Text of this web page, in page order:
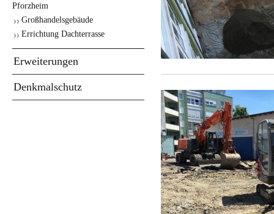
Pforzheim
Großhandelsgebäude
Errichtung Dachterrasse
Erweiterungen
Denkmalschutz